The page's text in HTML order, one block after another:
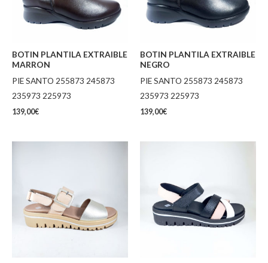
BOTIN PLANTILA EXTRAIBLE
MARRON
PIE SANTO 255873 245873
235973 225973
139,00€
BOTIN PLANTILA EXTRAIBLE
NEGRO
PIE SANTO 255873 245873
235973 225973
139,00€